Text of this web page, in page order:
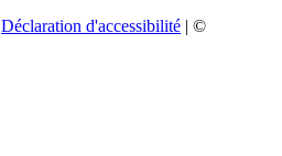
Déclaration d'accessibilité | ©